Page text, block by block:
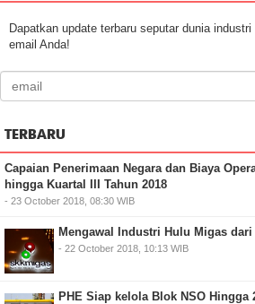
Dapatkan update terbaru seputar dunia
email Anda!
TERBARU
Capaian Penerimaan Negara dan Biaya
hingga Kuartal III Tahun 2018
- 23 October 2018, 08:30 WIB
Mengawal Industri Hulu Migas
- 22 October 2018, 10:13 WIB
PHE Siap kelola Blok NSO Hingga